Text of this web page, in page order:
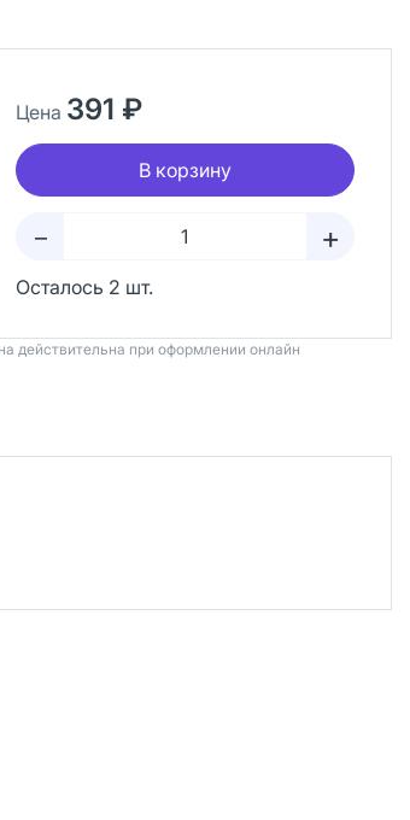
Цена 391 ₽
В корзину
– +
Осталось 2 шт.
действительна при оформлении онлайн